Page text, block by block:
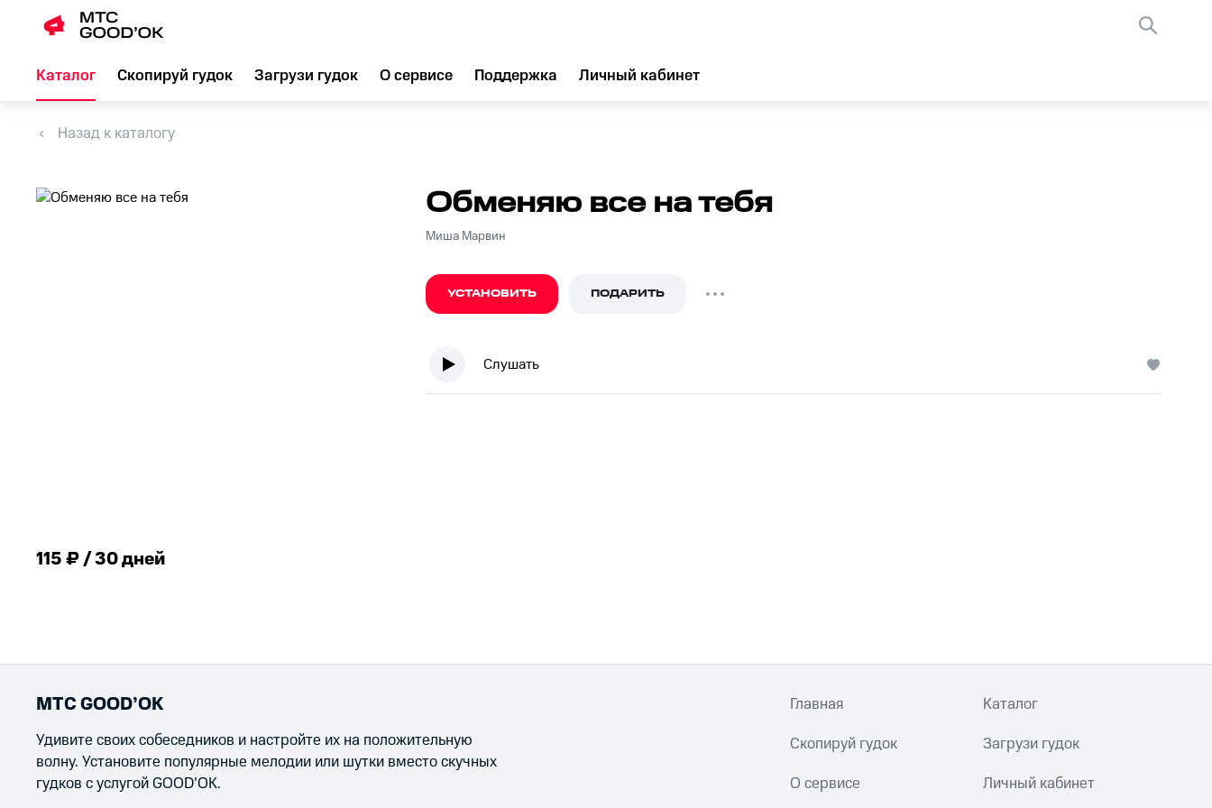
Каталог Скопируй гудок Загрузи гудок О сервисе Поддержка Личный кабинет
Назад к каталогу
115 ₽ / 30 дней
Обменяю все на тебя
Миша Марвин
УСТАНОВИТЬ ПОДАРИТЬ
Слушать
МТС GOOD’OK
Удивите своих собеседников и настройте их на положительную
волну. Установите популярные мелодии или шутки вместо скучных
гудков с услугой GOOD’OK.
Главная Каталог
Скопируй гудок Загрузи гудок
О сервисе Личный кабинет